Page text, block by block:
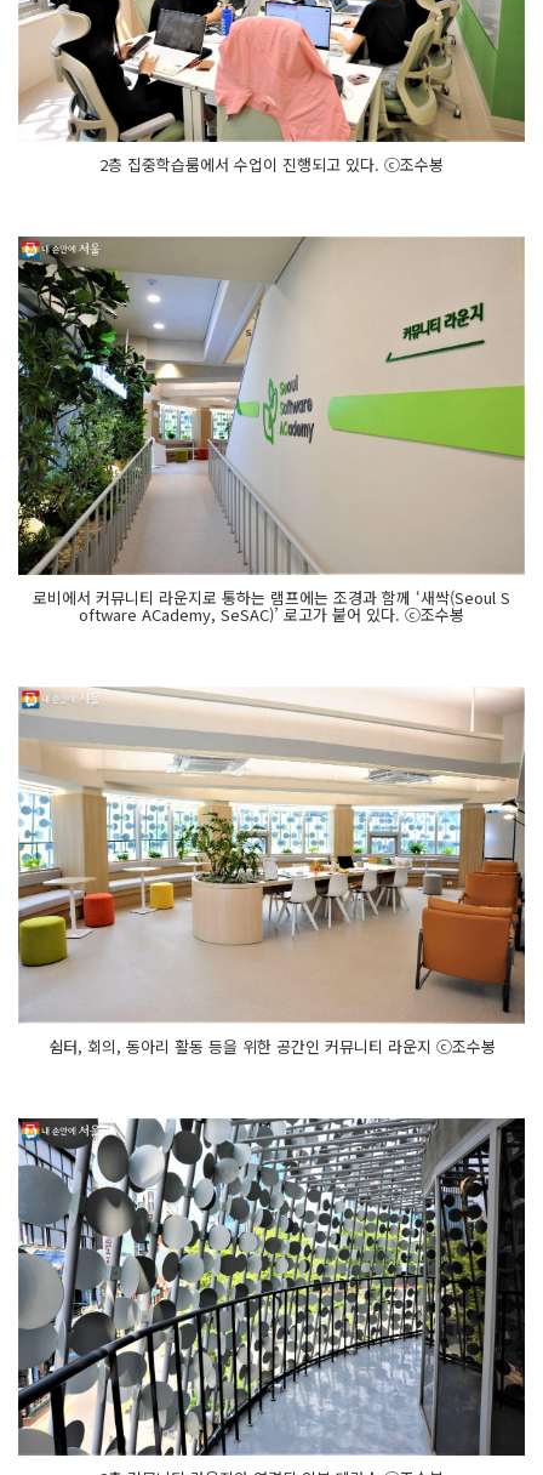
2층 집중학습룸에서 수업이 진행되고 있다. ⓒ조수봉
로비에서 커뮤니티 라운지로 통하는 램프에는 조경과 함께 ‘새싹(Seoul S
oftware ACademy, SeSAC)’ 로고가 붙어 있다. ⓒ조수봉
쉼터, 회의, 동아리 활동 등을 위한 공간인 커뮤니티 라운지 ⓒ조수봉